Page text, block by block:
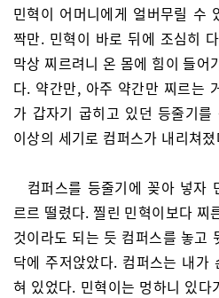
민혁이 어머니에게 얼버무릴 수
짝만. 민혁이 바로 뒤에 조심히
막상 찌르려니 온 몸에 힘이 들어
다. 약간만, 아주 약간만 찌르는
가 갑자기 굽히고 있던 등줄기
이상의 세기로 컴퍼스가 내리쳐
컴퍼스를 등줄기에 꽂아 넣자
르르 떨렸다. 찔린 민혁이보다 찌
것이라도 되는 듯 컴퍼스를 놓고
닥에 주저앉았다. 컴퍼스는 내가
혀 있었다. 민혁이는 멍하니 있